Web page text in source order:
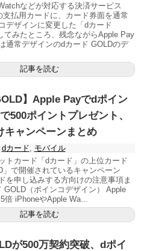
などが対応する決済サービス
支払用カードに、カード券面を通常
デザインに変更した「dカード
てみたところ、残念ながらApple Pay
通常デザインのdカード GOLDのデ
記事を読む
】Apple Payでdポイン
500ポイントプレゼント、
キャンペーンまとめ
dカード
モバイル
トカード「dカード」の上位カード
」で開催されているキャンペーン
を申し込みする方向けの注意事項ま
GOLD（ポインコデザイン） Apple
倍 iPhoneやApple Wa...
記事を読む
が500万契約突破、dポイ